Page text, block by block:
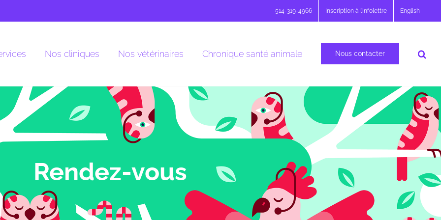
514-319-4966 Inscription à l’infolettre English
Nos cliniques Nos vétérinaires Chronique santé animale Nous contacter
Rendez-vous